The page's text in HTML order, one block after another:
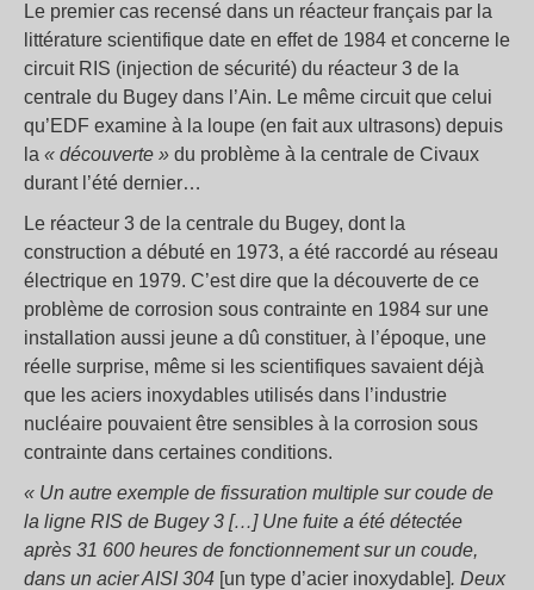
Le premier cas recensé dans un réacteur français par la
littérature scientifique date en effet de 1984 et concerne le
circuit RIS (injection de sécurité) du réacteur 3 de la
centrale du Bugey dans l’Ain. Le même circuit que celui
qu’EDF examine à la loupe (en fait aux ultrasons) depuis
la « découverte » du problème à la centrale de Civaux
durant l’été dernier…
Le réacteur 3 de la centrale du Bugey, dont la
construction a débuté en 1973, a été raccordé au réseau
électrique en 1979. C’est dire que la découverte de ce
problème de corrosion sous contrainte en 1984 sur une
installation aussi jeune a dû constituer, à l’époque, une
réelle surprise, même si les scientifiques savaient déjà
que les aciers inoxydables utilisés dans l’industrie
nucléaire pouvaient être sensibles à la corrosion sous
contrainte dans certaines conditions.
« Un autre exemple de fissuration multiple sur coude de
la ligne RIS de Bugey 3 […] Une fuite a été détectée
après 31 600 heures de fonctionnement sur un coude,
dans un acier AISI 304 [un type d’acier inoxydable]. Deux